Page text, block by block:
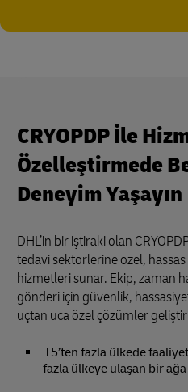
CRYOPDP İle
Özelleştirmede
Deneyim Yaşayın
DHL’in bir iştiraki olan
tedavi sektörlerine özel, hassas
hizmetleri sunar. Ekip, zaman
gönderi için güvenlik,
uçtan uca özel çözümler
15’ten fazla ülkede
fazla ülkeye ulaşan bir